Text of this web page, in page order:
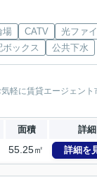
場 CATV
光ファ
ボックス
公共下水
軽に賃貸エージェン
面積 詳細
55.25㎡ 詳細を